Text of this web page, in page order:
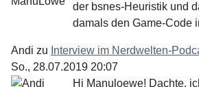
der bsnes-Heuristik und
damals den Game-Code
Andi zu Interview im Nerdwelten-
So., 28.07.2019 20:07
Hi Manuloewe! Dachte,